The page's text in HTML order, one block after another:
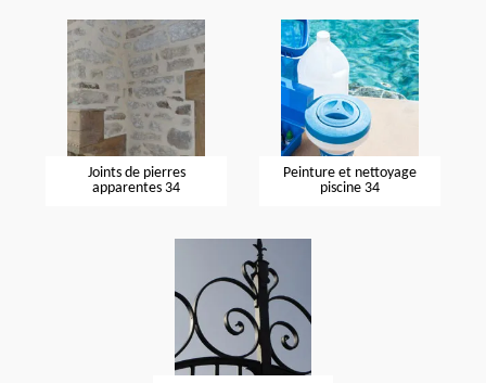
Joints de pierres
apparentes 34
Peinture et nettoyage
piscine 34